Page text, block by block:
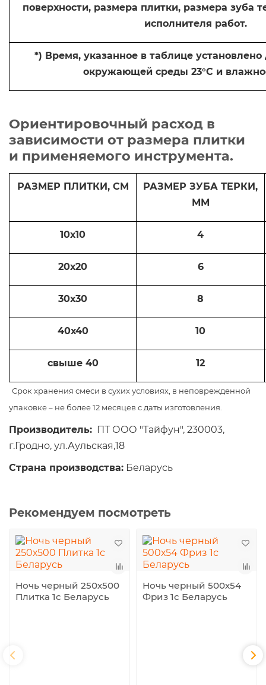
поверхности, размера плитки, размера зуба
исполнителя работ.
*) Время, указанное в таблице
окружающей среды 23°С и
Ориентировочный расход в
зависимости от размера плитки
и применяемого инструмента.
РАЗМЕР ПЛИТКИ, СМ
РАЗМЕР ЗУБА ТЕРКИ,
ММ
10х10 4
20х20 6
30х30 8
40х40 10
свыше 40 12
Срок хранения смеси в сухих условиях, в неповрежденной
упаковке – не более 12 месяцев с даты изготовления.
Производитель: ПТ ООО "Тайфун", 230003,
г.Гродно, ул.Аульская,18
Страна производства: Беларусь
Рекомендуем посмотреть
Ночь черный 250х500
Плитка 1с Беларусь
Ночь черный 500х54
Фриз 1с Беларусь